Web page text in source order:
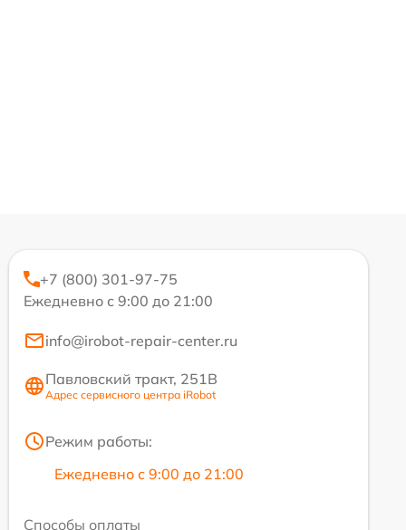
+7 (800) 301-97-75
Ежедневно с 9:00 до 21:00
info@irobot-repair-center.ru
Павловский тракт, 251В
Адрес сервисного центра iRobot
Режим работы:
Ежедневно с 9:00 до 21:00
Способы оплаты